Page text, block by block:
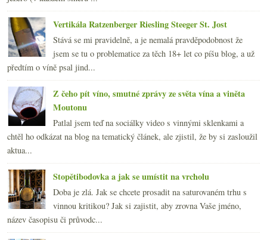
Vertikála Ratzenberger Riesling Steeger St. Jost
Stává se mi pravidelně, a je nemalá pravděpodobnost že
jsem se tu o problematice za těch 18+ let co píšu blog, a už
předtím o víně psal jind...
Z čeho pít víno, smutné zprávy ze světa vína a viněta
Moutonu
Patlal jsem teď na sociálky video s vinnými sklenkami a
chtěl ho odkázat na blog na tematický článek, ale zjistil, že by si zasloužil
aktua...
Stopětibodovka a jak se umístit na vrcholu
Doba je zlá. Jak se chcete prosadit na saturovaném trhu s
vinnou kritikou? Jak si zajistit, aby zrovna Vaše jméno,
název časopisu či průvodc...